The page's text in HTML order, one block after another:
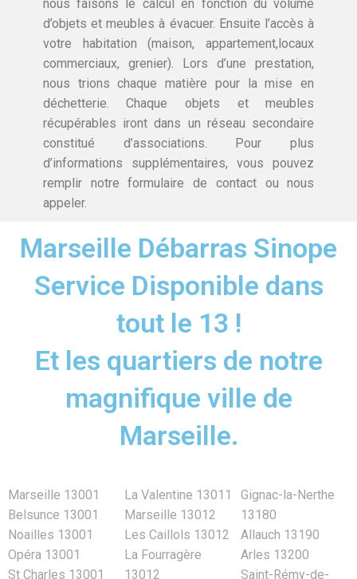
nous faisons le calcul en fonction du volume
d’objets et meubles à évacuer. Ensuite l’accès à
votre habitation (maison, appartement,locaux
commerciaux, grenier). Lors d’une prestation,
nous trions chaque matière pour la mise en
déchetterie. Chaque objets et meubles
récupérables iront dans un réseau secondaire
constitué d’associations. Pour plus
d’informations supplémentaires, vous pouvez
remplir notre formulaire de contact ou nous
appeler.
Marseille Débarras Sinope
Service Disponible dans
tout le 13 !
Et les quartiers de notre
magnifique ville de
Marseille.
Marseille 13001
Belsunce 13001
Noailles 13001
Opéra 13001
St Charles 13001
La Valentine 13011
Marseille 13012
Les Caillols 13012
La Fourragère
13012
Gignac-la-Nerthe
13180
Allauch 13190
Arles 13200
Saint-Rémy-de-